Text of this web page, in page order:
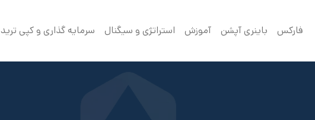
فارکس باینری آپشن آموزش استراتژی و سیگنال سرمایه گذاری و کپی ترید